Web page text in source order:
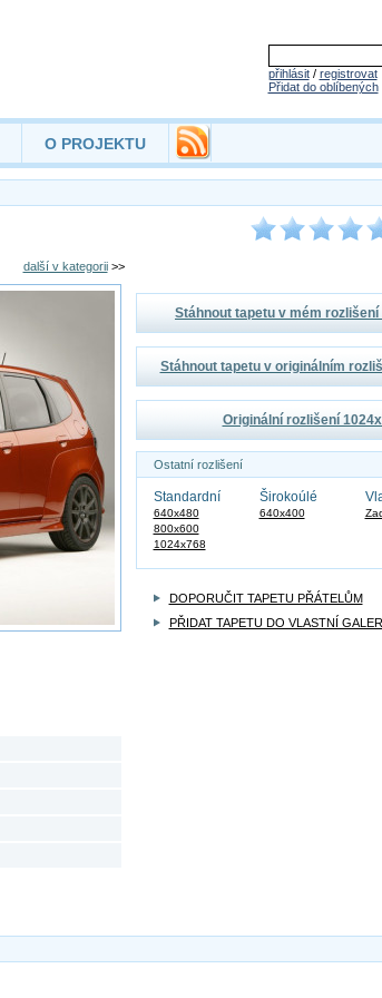
přihlásit/ registrovat
Přidat do oblíbených
O PROJEKTU
další v kategorii>>
Stáhnout tapetu v mém rozlišení
Stáhnout tapetu v originálním
Originální rozlišení
Ostatní rozlišení
Standardní
640x480
800x600
1024x768
Širokoúlé
640x400
DOPORUČIT TAPETU PŘÁTELŮM
PŘIDAT TAPETU DO VLASTNÍ